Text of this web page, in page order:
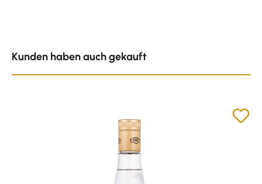
Kunden haben auch gekauft